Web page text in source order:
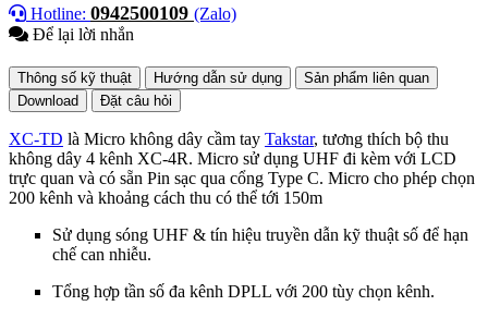
Hotline: 0942500109 (Zalo)
Để lại lời nhắn
Thông số kỹ thuật Hướng dẫn sử dụng
Sản phẩm liên quan
Download
Đặt câu hỏi
XC-TD là Micro không dây cầm tay Takstar, tương thích bộ thu
không dây 4 kênh XC-4R. Micro sử dụng UHF đi kèm với LCD
trực quan và có sẵn Pin sạc qua cổng Type C. Micro cho phép chọn
200 kênh và khoảng cách thu có thể tới 150m
Sử dụng sóng UHF & tín hiệu truyền dẫn kỹ thuật số để hạn
chế can nhiễu.
Tổng hợp tần số đa kênh DPLL với 200 tùy chọn kênh.